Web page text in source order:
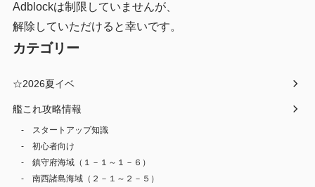
Adblockは制限していませんが、
解除していただけると幸いです。
カテゴリー
☆2026夏イベ
艦これ攻略情報
スタートアップ知識
初心者向け
鎮守府海域（１－１～１－６）
南西諸島海域（２－１～２－５）